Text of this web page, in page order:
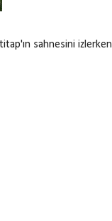
sahnesini izlerken